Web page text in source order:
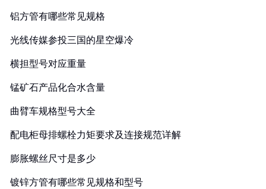
铝方管有哪些常见规格
光线传媒参投三国的星空爆冷
横担型号对应重量
锰矿石产品化合水含量
曲臂车规格型号大全
配电柜母排螺栓力矩要求及连接规范详解
膨胀螺丝尺寸是多少
镀锌方管有哪些常见规格和型号